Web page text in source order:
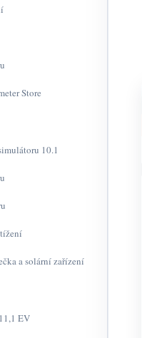
Store
10.1
a solární zařízení
EV